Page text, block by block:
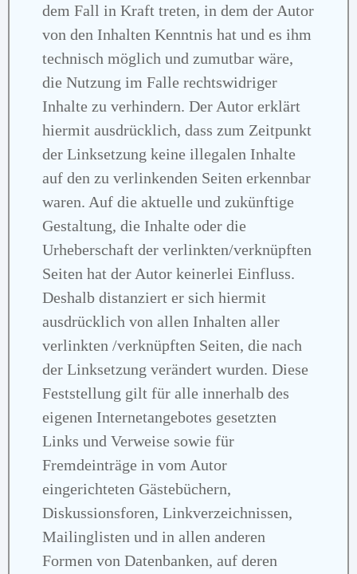
dem Fall in Kraft treten, in dem der Autor
von den Inhalten Kenntnis hat und es ihm
technisch möglich und zumutbar wäre,
die Nutzung im Falle rechtswidriger
Inhalte zu verhindern. Der Autor erklärt
hiermit ausdrücklich, dass zum Zeitpunkt
der Linksetzung keine illegalen Inhalte
auf den zu verlinkenden Seiten erkennbar
waren. Auf die aktuelle und zukünftige
Gestaltung, die Inhalte oder die
Urheberschaft der verlinkten/verknüpften
Seiten hat der Autor keinerlei Einfluss.
Deshalb distanziert er sich hiermit
ausdrücklich von allen Inhalten aller
verlinkten /verknüpften Seiten, die nach
der Linksetzung verändert wurden. Diese
Feststellung gilt für alle innerhalb des
eigenen Internetangebotes gesetzten
Links und Verweise sowie für
Fremdeinträge in vom Autor
eingerichteten Gästebüchern,
Diskussionsforen, Linkverzeichnissen,
Mailinglisten und in allen anderen
Formen von Datenbanken, auf deren